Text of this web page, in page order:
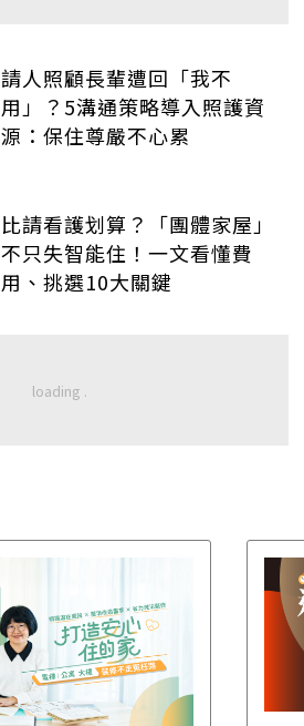
請人照顧長輩遭回「我不
用」？5溝通策略導入照護資
源：保住尊嚴不心累
比請看護划算？「團體家屋」
不只失智能住！一文看懂費
用、挑選10大關鍵